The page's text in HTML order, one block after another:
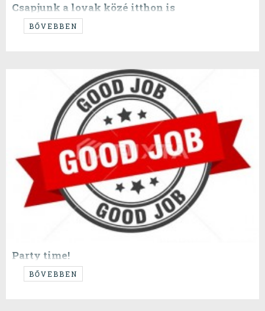
Csapjunk a lovak közé itthon is
Jöjjön egy Veszprém-Montpellier LA
BŐVEBBEN
Party time!
...egy rövid poszt erejéig ugorjunk vissza Magdeburgba!
BŐVEBBEN